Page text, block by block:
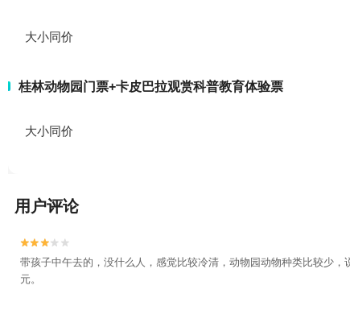
大小同价
桂林动物园门票+卡皮巴拉观赏科普教育体验票
大小同价
用户评论


带孩子中午去的，没什么人，感觉比较冷清，动物园动物种类比较少
元。